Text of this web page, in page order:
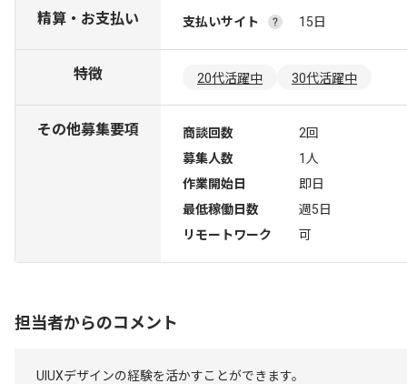
精算・お支払い 支払いサイト 15日
特徴 20代活躍中 30代活躍中
その他募集要項 商談回数
2回
募集人数
1人
作業開始日
即日
最低稼働日数
週5日
リモートワーク
可
担当者からのコメント
UIUXデザインの経験を活かすことができます。